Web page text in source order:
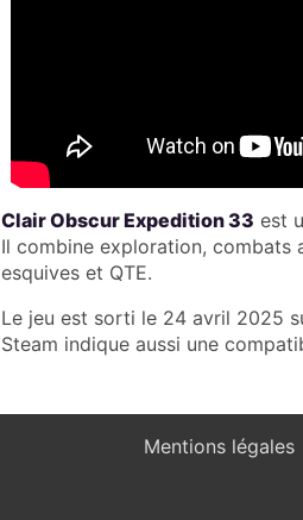
Clair Obscur Expedition 33 est
Il combine exploration, combats
esquives et QTE.
Le jeu est sorti le 24 avril 2025
Steam indique aussi une
Mentions légales